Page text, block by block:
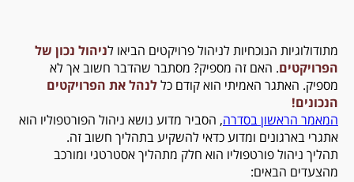
מתודולוגיות הנוכחיות לניהול פרויקטים הביאו לניהול נכון של
הפרויקטים. האם זה מספיק? מסתבר שהדבר חשוב אך לא
מספיק. האתגר האמיתי הוא קודם כללנהל את הפרויקטים
הנכונים!
המאמר הראשון בסדרה, הסביר מדוע נושא ניהול הפורטפוליו הוא
אתגרי בארגונים ומדוע כדאי להשקיע בתהליך חשוב זה.
תהליך ניהול פורטפוליו הוא חלק מתהליך אסטרטגי ומורכב
מהצעדים הבאים: